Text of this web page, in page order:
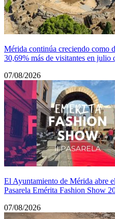
Mérida continúa creciendo como
30,69% más de visitantes en julio
07/08/2026
El Ayuntamiento de Mérida abre
Pasarela Emérita Fashion Show
07/08/2026